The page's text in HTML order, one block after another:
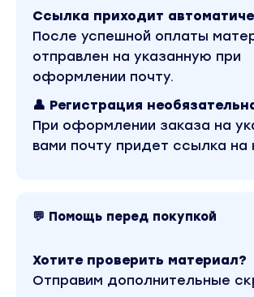
Раздел 1
Введение
— Что такое дизайн-система?
— Какие существуют дизайн-
— Отличие дизайн-систем от UI-
Декомпозиция
— Принципы декомпозиции
Ссылка приходит
После успешной оплаты
отправлен на указанную при
оформлении почту.
👤 Регистрация
При оформлении заказа на
вами почту придет ссылка на
💬 Помощь перед покупкой
Хотите проверить материал?
Отправим дополнительные